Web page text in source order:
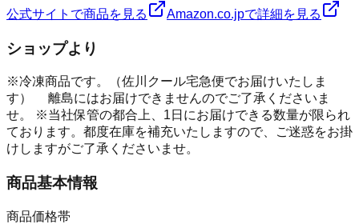
公式サイトで商品を見る Amazon.co.jpで詳細を見る
ショップより
※冷凍商品です。（佐川クール宅急便でお届けいたしま
す） 離島にはお届けできませんのでご了承くださいま
せ。 ※当社保管の都合上、1日にお届けできる数量が限られ
ております。都度在庫を補充いたしますので、ご迷惑をお掛
けしますがご了承くださいませ。
商品基本情報
商品価格帯